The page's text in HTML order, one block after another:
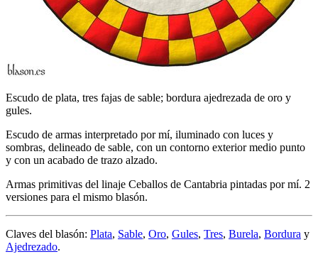
Escudo de plata, tres fajas de sable; bordura ajedrezada de oro y
gules.
Escudo de armas interpretado por mí, iluminado con luces y
sombras, delineado de sable, con un contorno exterior medio punto
y con un acabado de trazo alzado.
Armas primitivas del linaje Ceballos de Cantabria pintadas por mí. 2
versiones para el mismo blasón.
Claves del blasón: Plata, Sable, Oro, Gules, Tres, Burela, Bordura y
Ajedrezado.